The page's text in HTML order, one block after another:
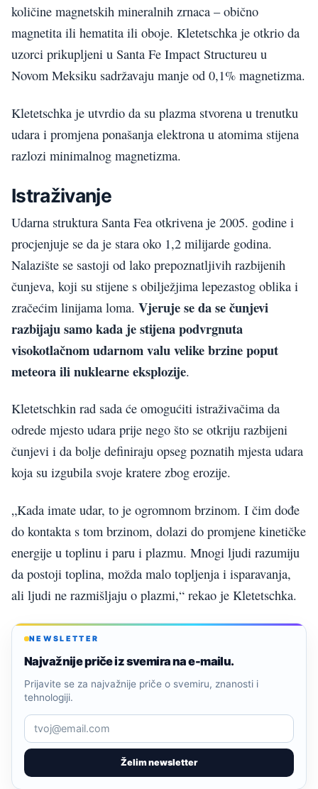
količine magnetskih mineralnih zrnaca – obično
magnetita ili hematita ili oboje. Kletetschka je otkrio da
uzorci prikupljeni u Santa Fe Impact Structureu u
Novom Meksiku sadržavaju manje od 0,1% magnetizma.
Kletetschka je utvrdio da su plazma stvorena u trenutku
udara i promjena ponašanja elektrona u atomima stijena
razlozi minimalnog magnetizma.
Istraživanje
Udarna struktura Santa Fea otkrivena je 2005. godine i
procjenjuje se da je stara oko 1,2 milijarde godina.
Nalazište se sastoji od lako prepoznatljivih razbijenih
čunjeva, koji su stijene s obilježjima lepezastog oblika i
zračećim linijama loma. Vjeruje se da se čunjevi
razbijaju samo kada je stijena podvrgnuta
visokotlačnom udarnom valu velike brzine poput
meteora ili nuklearne eksplozije.
Kletetschkin rad sada će omogućiti istraživačima da
odrede mjesto udara prije nego što se otkriju razbijeni
čunjevi i da bolje definiraju opseg poznatih mjesta udara
koja su izgubila svoje kratere zbog erozije.
„Kada imate udar, to je ogromnom brzinom. I čim dođe
do kontakta s tom brzinom, dolazi do promjene kinetičke
energije u toplinu i paru i plazmu. Mnogi ljudi razumiju
da postoji toplina, možda malo topljenja i isparavanja,
ali ljudi ne razmišljaju o plazmi,“ rekao je Kletetschka.
NEWSLETTER
Najvažnije priče iz svemira na e-mailu.
Želim newsletter
Prijavite se za najvažnije priče o svemiru, znanosti i
tehnologiji.